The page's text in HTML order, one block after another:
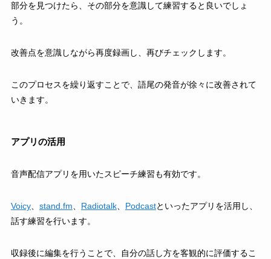
部分を見つけたら、その部分を意識して練習すると良いでしょ
う。
改善点を意識しながら再度録画し、再びチェックします。
このプロセスを繰り返すことで、語尾の発音が徐々に改善されて
いきます。
アプリの活用
音声配信アプリを用いたスピーチ練習も有効です。
Voicy、 stand.fm Radiotalk、 Podcastといったアプリを活用し、
話す練習を行います。
収録後に編集を行うことで、自分の話し方を客観的に評価するこ